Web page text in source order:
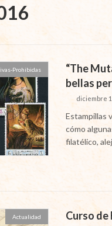
Prohibidas
“The
bellas
diciembre
Estampillas
cómo
filatélico,
Actualidad Curso de